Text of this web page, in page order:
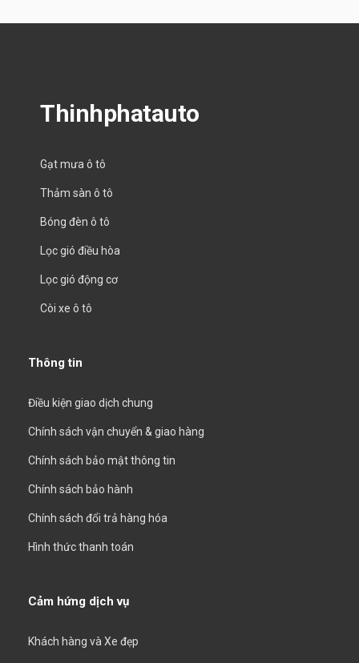
Thinhphatauto
Gạt mưa ô tô
Thảm sàn ô tô
Bóng đèn ô tô
Lọc gió điều hòa
Lọc gió động cơ
Còi xe ô tô
Thông tin
Điều kiện giao dịch chung
Chính sách vận chuyển & giao hàng
Chính sách bảo mật thông tin
Chính sách bảo hành
Chính sách đổi trả hàng hóa
Hình thức thanh toán
Cảm hứng dịch vụ
Khách hàng và Xe đẹp